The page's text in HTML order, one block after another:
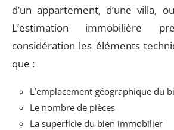
d’un appartement, d’une villa,
L’estimation immobilière
considération les éléments
que :
L’emplacement géographique du
Le nombre de pièces
La superficie du bien immobilier